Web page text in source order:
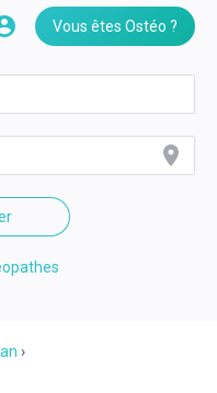
Vous êtes Ostéo ?